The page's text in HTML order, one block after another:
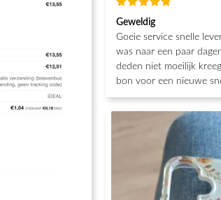
Waardering
5uit 5
Geweldig
Goeie service snelle
was naar een paar
deden niet moeilijk
bon voor een nieuwe